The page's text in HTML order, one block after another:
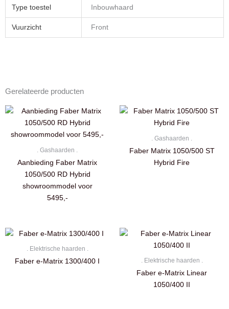
Type toestel Inbouwhaard
Vuurzicht Front
Gerelateerde producten
. Gashaarden .
Aanbieding Faber Matrix
1050/500 RD Hybrid
showroommodel voor
5495,-
. Gashaarden .
Faber Matrix 1050/500 ST
Hybrid Fire
. Elektrische haarden .
Faber e-Matrix 1300/400 I . Elektrische haarden .
Faber e-Matrix Linear
1050/400 II